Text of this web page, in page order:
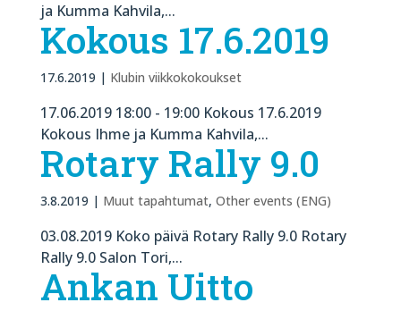
ja Kumma Kahvila,...
Kokous 17.6.2019
17.6.2019 | Klubin viikkokokoukset
17.06.2019 18:00 - 19:00 Kokous 17.6.2019
Kokous Ihme ja Kumma Kahvila,...
Rotary Rally 9.0
3.8.2019 | Muut tapahtumat, Other events (ENG)
03.08.2019 Koko päivä Rotary Rally 9.0 Rotary
Rally 9.0 Salon Tori,...
Ankan Uitto